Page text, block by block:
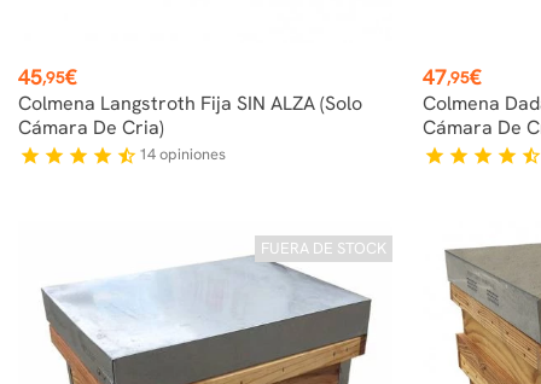
Precio
45,95€
Colmena Langstroth Fija SIN ALZA (solo
Cámara De Cria)
star star star star star_half 14opiniones
Precio
47,95€
Colmena
Cámara De
star star star star star_half
FUERA DE STOCK